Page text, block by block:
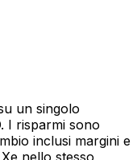
un singolo
I risparmi sono
inclusi margini e
nello stesso